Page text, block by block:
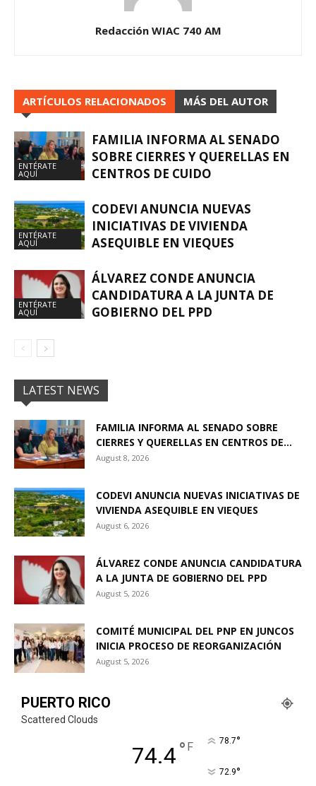
Redacción WIAC 740 AM
ARTÍCULOS RELACIONADOS MÁS DEL AUTOR
ENTÉRATE
AQUÍ
FAMILIA INFORMA AL SENADO
SOBRE CIERRES Y QUERELLAS EN
CENTROS DE CUIDO
ENTÉRATE
AQUÍ
CODEVI ANUNCIA NUEVAS
INICIATIVAS DE VIVIENDA
ASEQUIBLE EN VIEQUES
ENTÉRATE
AQUÍ
ÁLVAREZ CONDE ANUNCIA
CANDIDATURA A LA JUNTA DE
GOBIERNO DEL PPD
LATEST NEWS
FAMILIA INFORMA AL SENADO SOBRE
CIERRES Y QUERELLAS EN CENTROS DE...
August 8, 2026
CODEVI ANUNCIA NUEVAS INICIATIVAS DE
VIVIENDA ASEQUIBLE EN VIEQUES
August 6, 2026
ÁLVAREZ CONDE ANUNCIA CANDIDATURA
A LA JUNTA DE GOBIERNO DEL PPD
August 5, 2026
COMITÉ MUNICIPAL DEL PNP EN JUNCOS
INICIA PROCESO DE REORGANIZACIÓN
August 5, 2026
PUERTO RICO
Scattered Clouds
74.4° F 78.7°
72.9°